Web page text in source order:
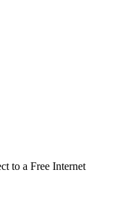
to a Free Internet